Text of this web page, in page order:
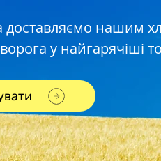
доставляємо нашим
у найгарячіші